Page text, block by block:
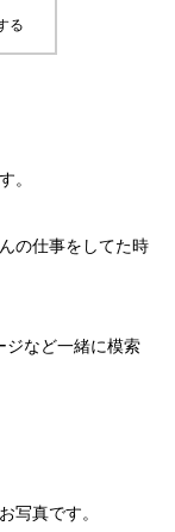
る
。
の仕事をしてた時
ジなど一緒に模索
写真です。